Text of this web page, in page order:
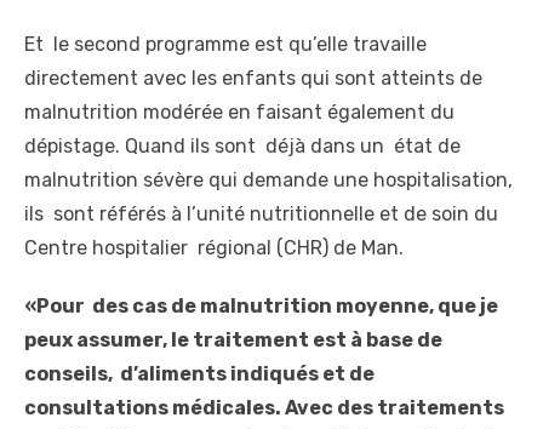
Et le second programme est qu’elle travaille
directement avec les enfants qui sont atteints de
malnutrition modérée en faisant également du
dépistage. Quand ils sont déjà dans un état de
malnutrition sévère qui demande une hospitalisation,
ils sont référés à l’unité nutritionnelle et de soin du
Centre hospitalier régional (CHR) de Man.
«Pour des cas de malnutrition moyenne, que je
peux assumer, le traitement est à base de
conseils, d’aliments indiqués et de
consultations médicales. Avec des traitements